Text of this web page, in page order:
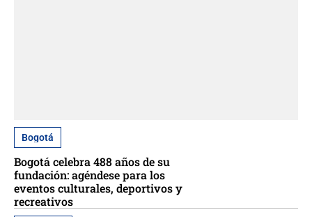
Bogotá
Bogotá celebra 488 años de su
fundación: agéndese para los
eventos culturales, deportivos y
recreativos